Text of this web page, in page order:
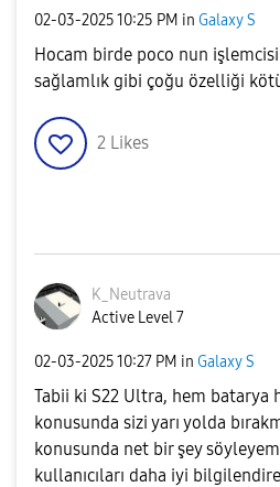
‎02-03-202510:25 PM in Galaxy S
Hocam birde poco nun
sağlamlık gibi çoğu özelliği
2 Likes
K_Neutrava
Active Level 7
‎02-03-202510:27 PM in Galaxy S
Tabii ki S22 Ultra, hem batarya
konusunda sizi yarı yolda
konusunda net bir şey
kullanıcıları daha iyi